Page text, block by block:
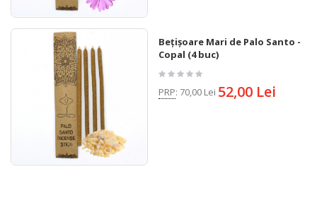
Bețișoare Mari de Palo Santo -
Copal (4 buc)
PRP: 70,00 Lei 52,00 Lei